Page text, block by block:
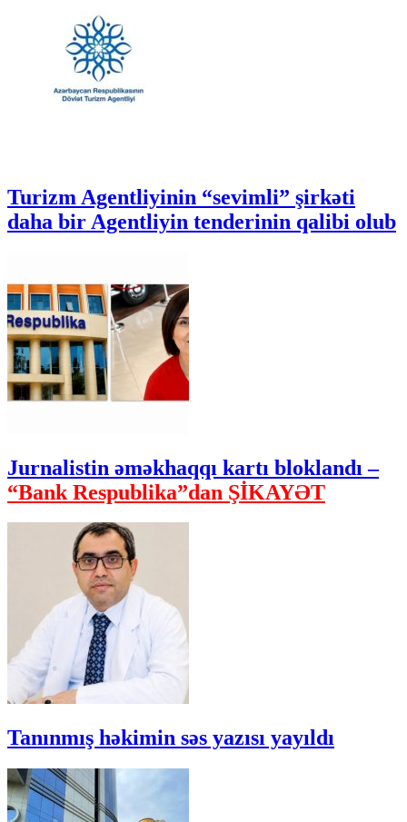
Turizm Agentliyinin “sevimli” şirkəti
daha bir Agentliyin tenderinin qalibi olub
Jurnalistin əməkhaqqı kartı bloklandı –
“Bank Respublika”dan ŞİKAYƏT
Tanınmış həkimin səs yazısı yayıldı